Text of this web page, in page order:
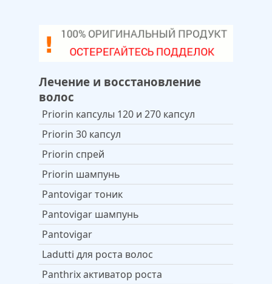
Лечение и восстановление
волос
Priorin капсулы 120 и 270 капсул
Priorin 30 капсул
Priorin спрей
Priorin шампунь
Pantovigar тоник
Pantovigar шампунь
Pantovigar
Ladutti для роста волос
Panthrix активатор роста